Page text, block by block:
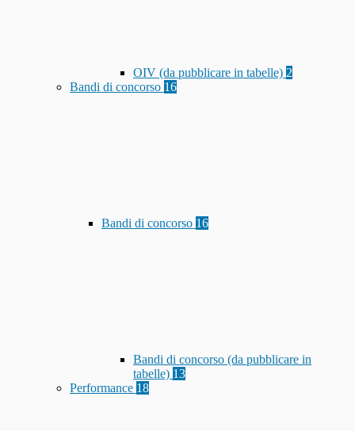
OIV (da pubblicare in tabelle) 2
Bandi di concorso 16
Bandi di concorso 16
Bandi di concorso (da pubblicare in
tabelle) 13
Performance 18